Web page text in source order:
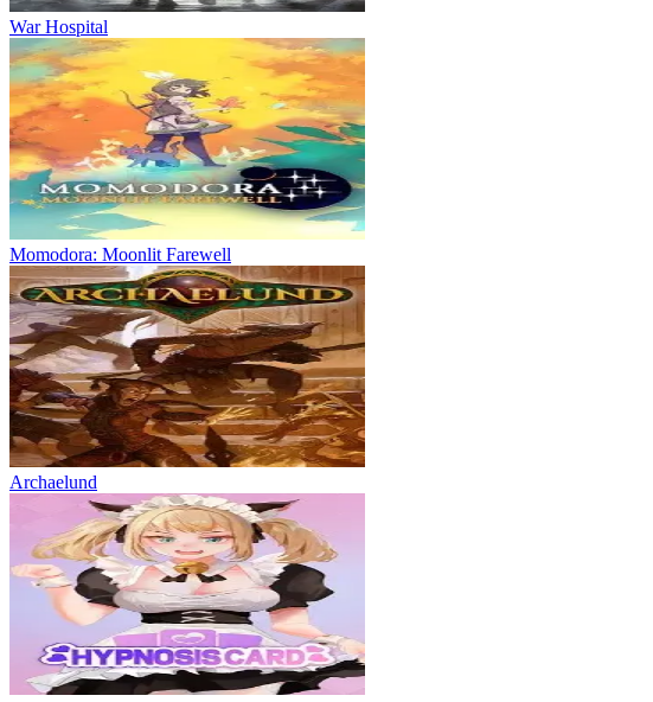
War Hospital
Momodora: Moonlit Farewell
Archaelund